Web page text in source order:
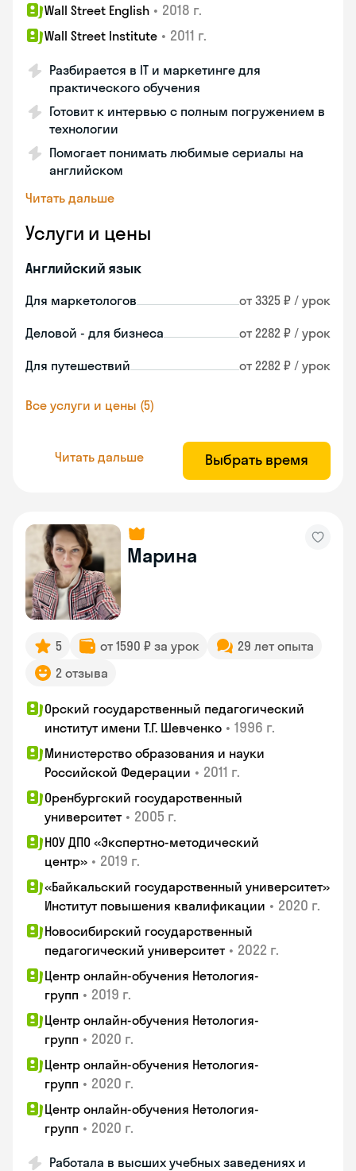
Wall Street English • 2018 г.
Wall Street Institute • 2011 г.
Разбирается в IT и маркетинге для
практического обучения
Готовит к интервью с полным погружением в
технологии
Помогает понимать любимые сериалы на
английском
Читать дальше
Услуги и цены
Английский язык
Для маркетологов от 3325 ₽ / урок
Деловой - для бизнеса от 2282 ₽ / урок
Для путешествий от 2282 ₽ / урок
Все услуги и цены (5)
Читать дальше Выбрать время
Марина
5 от 1590 ₽ за урок
29 лет опыта
2 отзыва
Орский государственный педагогический
институт имени Т.Г. Шевченко • 1996 г.
Министерство образования и науки
Российской Федерации • 2011 г.
Оренбургский государственный
университет • 2005 г.
НОУ ДПО «Экспертно-методический
центр» • 2019 г.
«Байкальский государственный университет»
Институт повышения квалификации • 2020 г.
Новосибирский государственный
педагогический университет • 2022 г.
Центр онлайн-обучения Нетология-
групп • 2019 г.
Центр онлайн-обучения Нетология-
групп • 2020 г.
Центр онлайн-обучения Нетология-
групп • 2020 г.
Центр онлайн-обучения Нетология-
групп • 2020 г.
Работала в высших учебных заведениях и